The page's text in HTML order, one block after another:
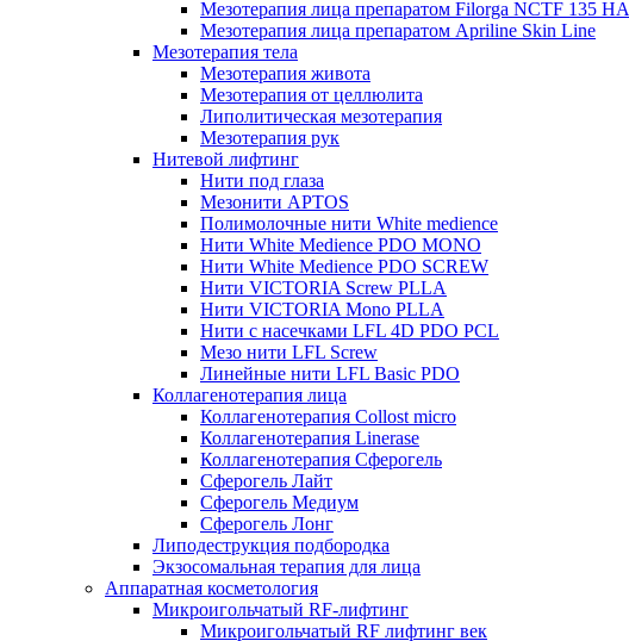
Мезотерапия лица препаратом Filorga NCTF 135 HA
Мезотерапия лица препаратом Apriline Skin Line
Мезотерапия тела
Мезотерапия живота
Мезотерапия от целлюлита
Липолитическая мезотерапия
Мезотерапия рук
Нитевой лифтинг
Нити под глаза
Мезонити APTOS
Полимолочные нити White medience
Нити White Medience PDO MONO
Нити White Medience PDO SCREW
Нити VICTORIA Screw PLLA
Нити VICTORIA Mono PLLA
Нити с насечками LFL 4D PDO PCL
Мезо нити LFL Screw
Линейные нити LFL Basic PDO
Коллагенотерапия лица
Коллагенотерапия Collost micro
Коллагенотерапия Linerase
Коллагенотерапия Сферогель
Сферогель Лайт
Сферогель Медиум
Сферогель Лонг
Липодеструкция подбородка
Экзосомальная терапия для лица
Аппаратная косметология
Микроигольчатый RF-лифтинг
Микроигольчатый RF лифтинг век